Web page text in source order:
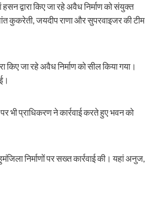
द्वारा किए जा रहे अवैध निर्माण को संयुक्त
कुकरेती, जयदीप राणा और सुपरवाइजर की टीम
जा रहे अवैध निर्माण को सील किया गया।
भी प्राधिकरण ने कार्रवाई करते हुए भवन को
निर्माणों पर सख्त कार्रवाई की। यहां अनुज,